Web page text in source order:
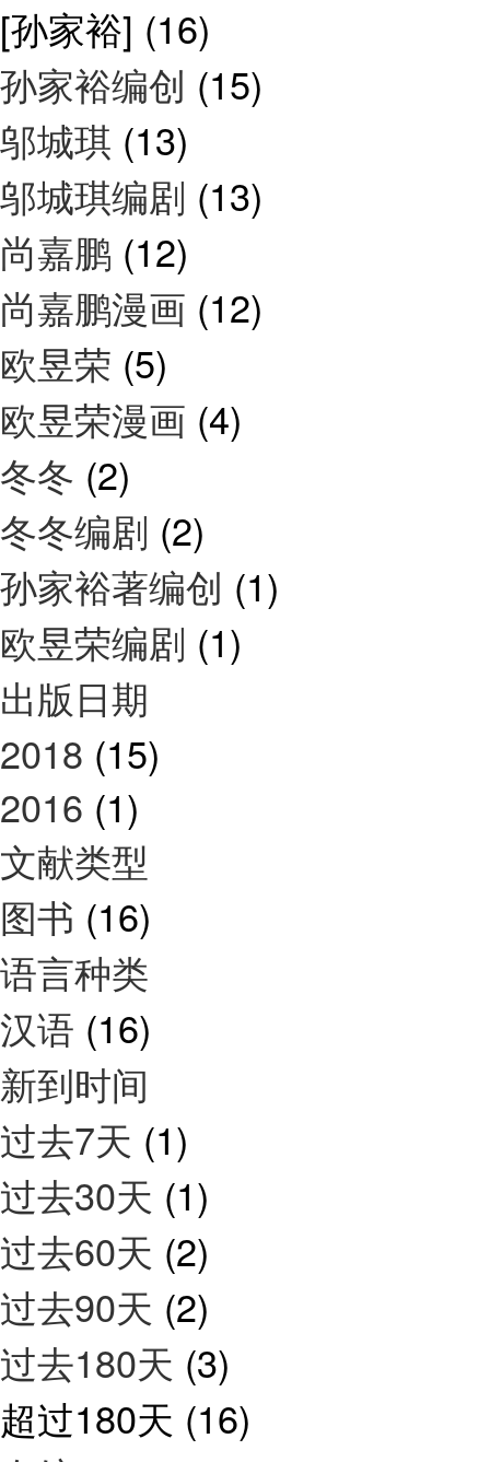
[孙家裕] (16)
孙家裕编创 (15)
邬城琪 (13)
邬城琪编剧 (13)
尚嘉鹏 (12)
尚嘉鹏漫画 (12)
欧昱荣 (5)
欧昱荣漫画 (4)
冬冬 (2)
冬冬编剧 (2)
孙家裕著编创 (1)
欧昱荣编剧 (1)
出版日期
2018 (15)
2016 (1)
文献类型
图书 (16)
语言种类
汉语 (16)
新到时间
过去7天 (1)
过去30天 (1)
过去60天 (2)
过去90天 (2)
过去180天 (3)
超过180天 (16)